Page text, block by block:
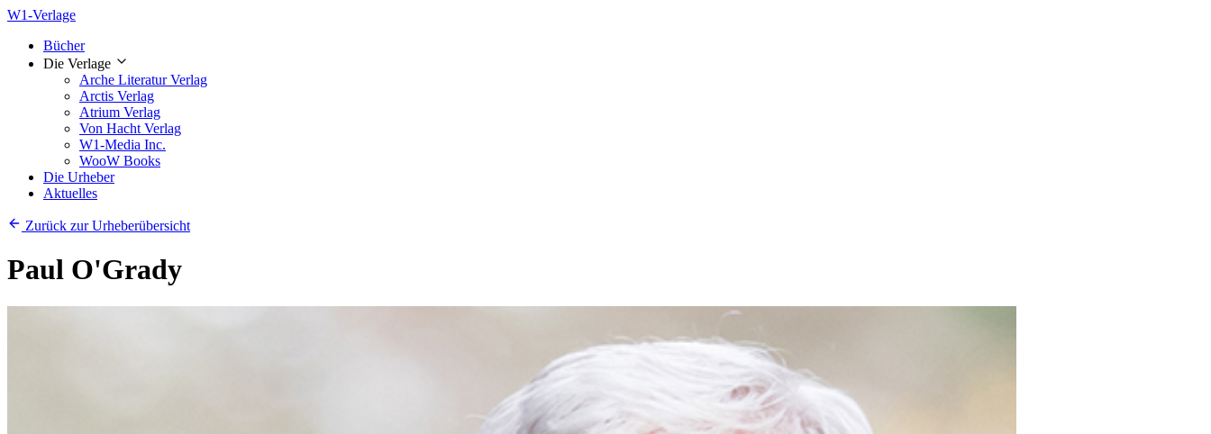
W1-Verlage
Bücher
Die Verlage
Arche Literatur Verlag
Arctis Verlag
Atrium Verlag
Von Hacht Verlag
W1-Media Inc.
WooW Books
Die Urheber
Aktuelles
Zurück zur Urheberübersicht
Paul O'Grady